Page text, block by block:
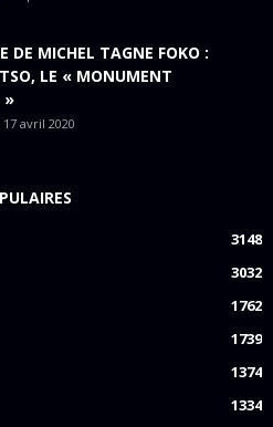
DE MICHEL TAGNE FOKO :
LE « MONUMENT
»
17 avril 2020
3148
3032
1762
1739
1374
1334